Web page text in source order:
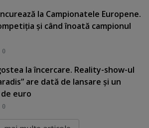
la Campionatele Europene.
şi când înoată campionul
0
la încercare. Reality-show-ul
are dată de lansare şi un
euro
0